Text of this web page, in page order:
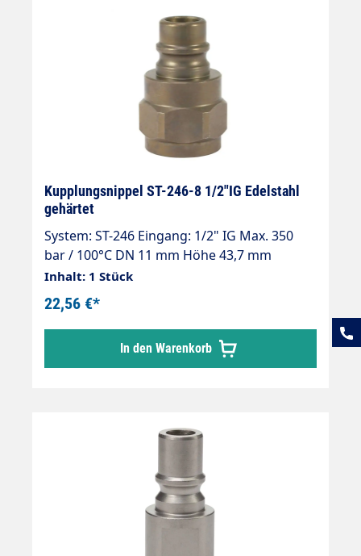
Kupplungsnippel ST-246-8 1/2"IG Edelstahl
gehärtet
System: ST-246 Eingang: 1/2" IG Max. 350
bar / 100°C DN 11 mm Höhe 43,7 mm
Material: Edelstahl gehärtet Kompatibel zu
bestehenden Kupplungssystemen SPHN8
Inhalt: 1 Stück
22,56 €*
In den Warenkorb